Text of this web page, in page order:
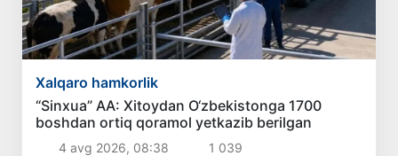
Xalqaro hamkorlik
“Sinxua” AA: Xitoydan O‘zbekistonga 1700
boshdan ortiq qoramol yetkazib berilgan
4 avg 2026, 08:38 1 039